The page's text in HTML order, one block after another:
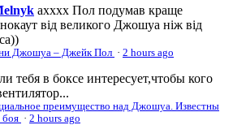
ахххх Пол подумав краще
нокаут від великого Джошуа ніж від
Джошуа – Джейк Пол · 2 hours ago
тебя в боксе интересует,чтобы кого
преимущество над Джошуа. Известны
боя · 2 hours ago